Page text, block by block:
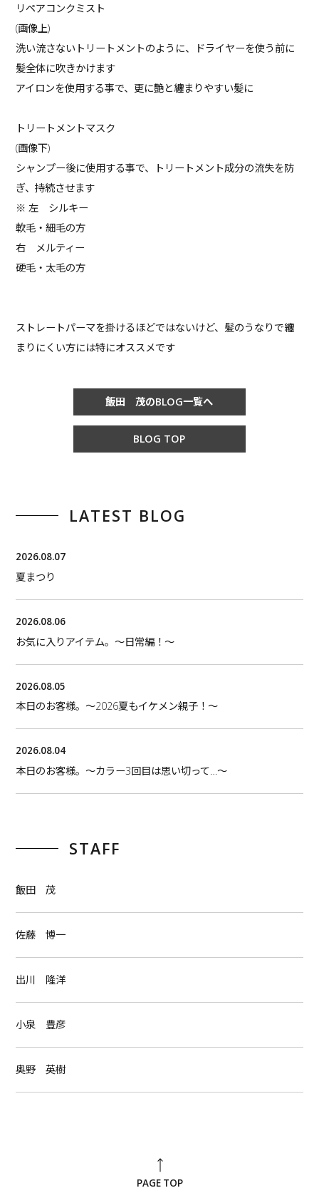
リペアコンクミスト
(画像上)
洗い流さないトリートメントのように、ドライヤーを使う前に
髪全体に吹きかけます
アイロンを使用する事で、更に艶と纏まりやすい髪に
トリートメントマスク
(画像下)
シャンプー後に使用する事で、トリートメント成分の流失を防
ぎ、持続させます
※ 左 シルキー
軟毛・細毛の方
右 メルティー
硬毛・太毛の方
ストレートパーマを掛けるほどではないけど、髪のうなりで纏
まりにくい方には特にオススメです
飯田 茂のBLOG一覧へ
BLOG TOP
LATEST BLOG
2026.08.07
夏まつり
2026.08.06
お気に入りアイテム。〜日常編！〜
2026.08.05
本日のお客様。〜2026夏もイケメン親子！〜
2026.08.04
本日のお客様。〜カラー3回目は思い切って…〜
STAFF
飯田 茂
佐藤 博一
出川 隆洋
小泉 豊彦
奥野 英樹
PAGE TOP